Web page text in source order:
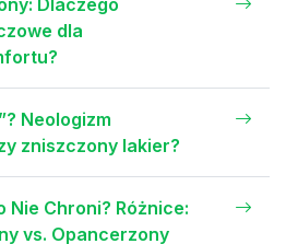
dla
Neologizm
zniszczony lakier?
Nie Chroni? Różnice:
vs. Opancerzony